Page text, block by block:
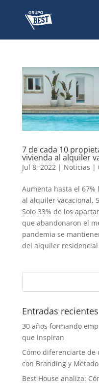
7 de cada 10
vivienda al alquiler
Jul 8, 2022| Noticias |
Aumenta hasta el
al alquiler vacacional,
Solo 33% de los
que abandonaron el
pandemia se
del alquiler residencial
Entradas recientes
30 años formando
que inspiran
Cómo diferenciarte
con Branding y
Best House analiza: